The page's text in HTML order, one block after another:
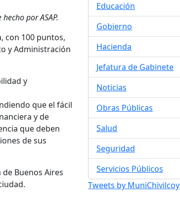
por ASAP.
con 100 puntos,
y Administración
y
que el fácil
y de
que deben
de sus
Buenos Aires
Educación
Gobierno
Hacienda
Jefatura de Gabinete
Noticias
Obras Públicas
Salud
Seguridad
Servicios Públicos
Tweets by MuniChivilcoy